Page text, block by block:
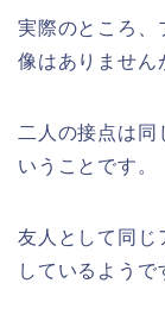
実際のところ、
像はありません
二人の接点は同
いうことです。
友人として同じ
しているようで